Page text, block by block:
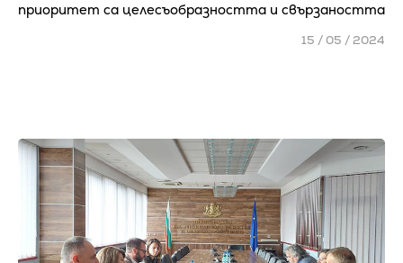
приоритет са целесъобразността и свързаността
15 / 05 / 2024